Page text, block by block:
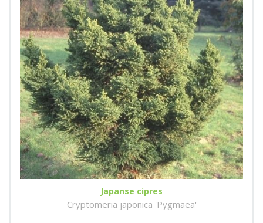
Japanse cipres
Cryptomeria japonica 'Pygmaea'